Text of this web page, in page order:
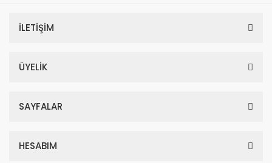
İLETİŞİM
ÜYELİK
SAYFALAR
HESABIM